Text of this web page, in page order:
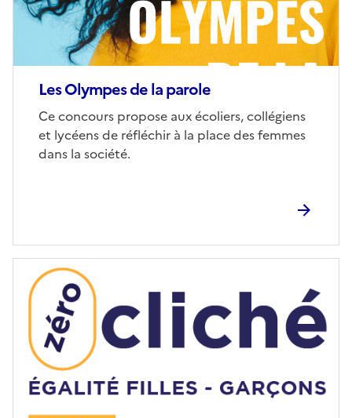
Les Olympes de la parole
Corps
Ce concours propose aux écoliers, collégiens
et lycéens de réfléchir à la place des femmes
dans la société.
Image
couverture
(conseillée)